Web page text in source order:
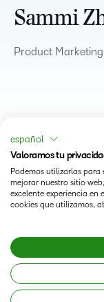
Sammi
Product
Status
Modern Slavery
español
Valoramos tu
Podemos utilizarlas para
mejorar nuestro sitio
excelente experiencia en
cookies que utilizamos,